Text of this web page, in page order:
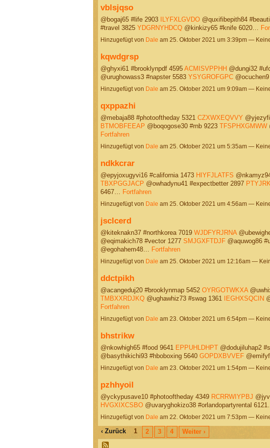
vblsjqso
@bogaj65 #life 2903 ILYFXLGVDO@quxifibepith84
#travel 3825 YDGRNYHDCQ@kinkizy65 #knife 6020…
Hinzugefügt von Dale am 25. Oktober 2021 um 3:39pm —
kqwdgrsp
@ghyxi61 #brooklynpdf 4595 ACMISVPPHH @dungi32
@urughowass3 #napster 5583 YSYGROFGPC@ocuchen9
Hinzugefügt von Dale am 25. Oktober 2021 um 9:09am —
qxppazhi
@mebaja88 #photooftheday 5321 CZXWXEQVVY
BTMOBFEEAP @boqogose30 #rnb 9223 TFSPHXGMWW
Fortfahren
Hinzugefügt von Dale am 25. Oktober 2021 um 5:35am —
ndkkcrar
@epyjoxugyvi16 #california 1473 HIYFJLATFS
TBXPGGJACP @owhadynu41 #expectbetter 2897
6467…
Fortfahren
Hinzugefügt von Dale am 25. Oktober 2021 um 4:56am —
jsclcerd
@kiteknakn37 #northkorea 7019 WJDFYRJRNA
@eqimakich78 #vector 1277 SMJGXFTDJF@aquwog86
@egohahem48…
Fortfahren
Hinzugefügt von Dale am 25. Oktober 2021 um 12:16am —
ddctpikh
@acangeduj20 #brooklynmap 5452 OYRGOTWKXA
TMBXXRDJKQ@ughawhiz73 #swag 1361 IEGHXSQCIN
Fortfahren
Hinzugefügt von Dale am 23. Oktober 2021 um 6:54pm —
bhstrikw
@nkowhigh65 #food 9641 EPPUHLDHPT@dodujiluhap2
@basythikichi93 #hboboxing 5640 GOPDXBVVEF
Hinzugefügt von Dale am 23. Oktober 2021 um 1:54pm —
pzhhyoil
@yckypusave10 #photooftheday 4349 RCRRWIYPBJ
HVGXIXCSBO@uvaryghokizo38 #orlandopartyrental
Hinzugefügt von Dale am 22. Oktober 2021 um 7:53pm —
‹ Zurück 1 2 3 4 Weiter ›